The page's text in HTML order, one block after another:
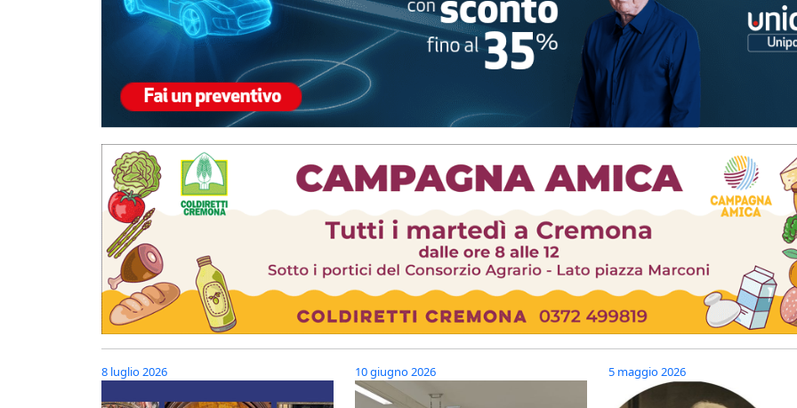
8 luglio 2026 10 giugno 2026 5 maggio 2026